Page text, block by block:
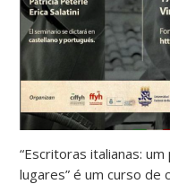
“Escritoras italianas:
lugares” é um curso de